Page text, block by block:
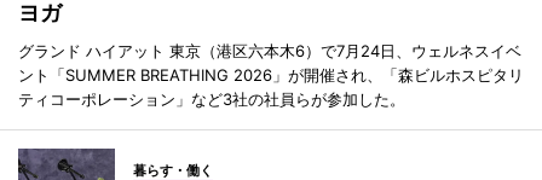
ヨガ
グランド ハイアット 東京（港区六本木6）で7月24日、ウェルネスイベ
ント「SUMMER BREATHING 2026」が開催され、「森ビルホスピタリ
ティコーポレーション」など3社の社員らが参加した。
暮らす・働く